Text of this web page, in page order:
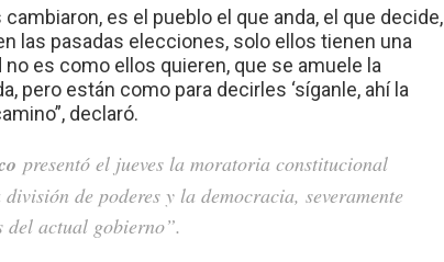
es el pueblo el que anda, el que decide,
las pasadas elecciones, solo ellos tienen una
es como ellos quieren, que se amuele la
pero están como para decirles ‘síganle, ahí la
declaró.
presentó el jueves la moratoria constitucional
de poderes y la democracia, severamente
del actual gobierno”.